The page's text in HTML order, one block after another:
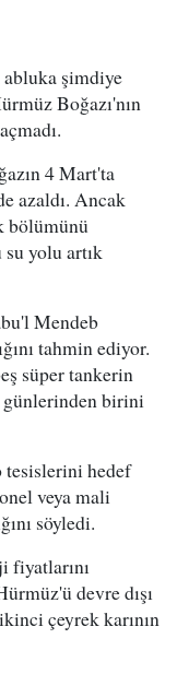
şimdiye
Boğazı'nın
4 Mart'ta
azaldı. Ancak
bölümünü
su yolu artık
Mendeb
tahmin ediyor.
süper tankerin
günlerinden birini
tesislerini hedef
veya mali
söyledi.
fiyatlarını
devre dışı
çeyrek karının